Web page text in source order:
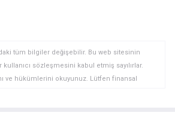
tüm bilgiler değişebilir. Bu web sitesinin
kullanıcı sözleşmesini kabul etmiş sayılırlar.
ve hükümlerini okuyunuz. Lütfen finansal